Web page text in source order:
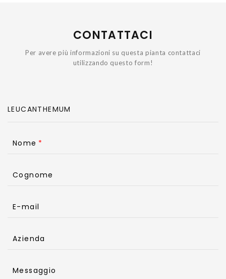
CONTATTACI
Per avere più informazioni su questa pianta contattaci
utilizzando questo form!
Nome
Cognome
E-mail
Azienda
Messaggio